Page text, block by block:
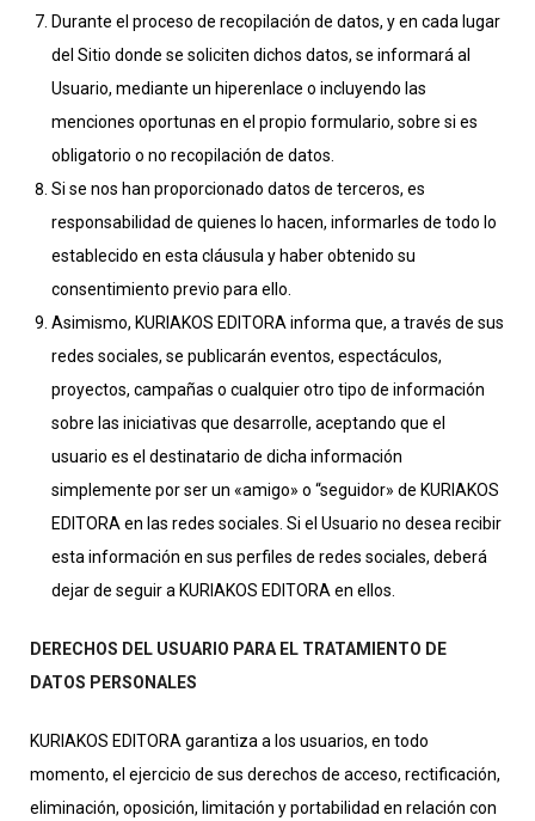
Durante el proceso de recopilación de datos, y en cada lugar
del Sitio donde se soliciten dichos datos, se informará al
Usuario, mediante un hiperenlace o incluyendo las
menciones oportunas en el propio formulario, sobre si es
obligatorio o no recopilación de datos.
Si se nos han proporcionado datos de terceros, es
responsabilidad de quienes lo hacen, informarles de todo lo
establecido en esta cláusula y haber obtenido su
consentimiento previo para ello.
Asimismo, KURIAKOS EDITORA informa que, a través de sus
redes sociales, se publicarán eventos, espectáculos,
proyectos, campañas o cualquier otro tipo de información
sobre las iniciativas que desarrolle, aceptando que el
usuario es el destinatario de dicha información
simplemente por ser un «amigo» o “seguidor» de KURIAKOS
EDITORA en las redes sociales. Si el Usuario no desea recibir
esta información en sus perfiles de redes sociales, deberá
dejar de seguir a KURIAKOS EDITORA en ellos.
DERECHOS DEL USUARIO PARA EL TRATAMIENTO DE
DATOS PERSONALES
KURIAKOS EDITORA garantiza a los usuarios, en todo
momento, el ejercicio de sus derechos de acceso, rectificación,
eliminación, oposición, limitación y portabilidad en relación con